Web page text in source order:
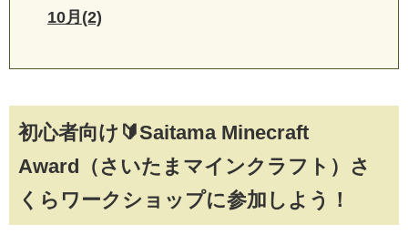
初心者向け🔰Saitama Minecraft
Award（さいたまマインクラフト）さ
くらワークショップに参加しよう！
10月(2)